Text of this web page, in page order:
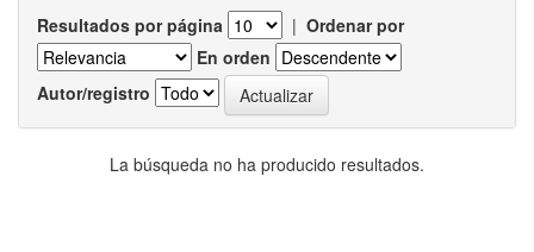
Resultados por página | Ordenar por
En orden
Autor/registro
La búsqueda no ha producido resultados.